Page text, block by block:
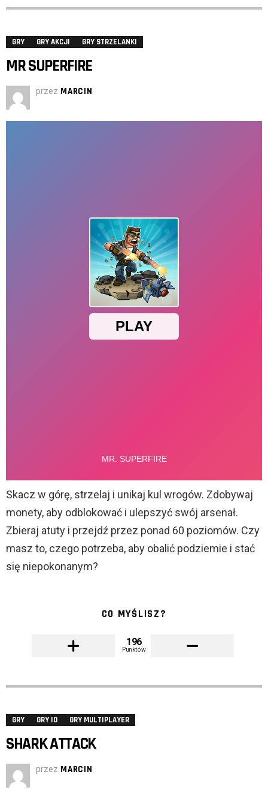
GRY GRY AKCJI GRY STRZELANKI
MR SUPERFIRE
przez MARCIN
Skacz w górę, strzelaj i unikaj kul wrogów. Zdobywaj
monety, aby odblokować i ulepszyć swój arsenał.
Zbieraj atuty i przejdź przez ponad 60 poziomów. Czy
masz to, czego potrzeba, aby obalić podziemie i stać
się niepokonanym?
CO MYŚLISZ?
196
Punktów
GRY GRY IO GRY MULTIPLAYER
SHARK ATTACK
przez MARCIN